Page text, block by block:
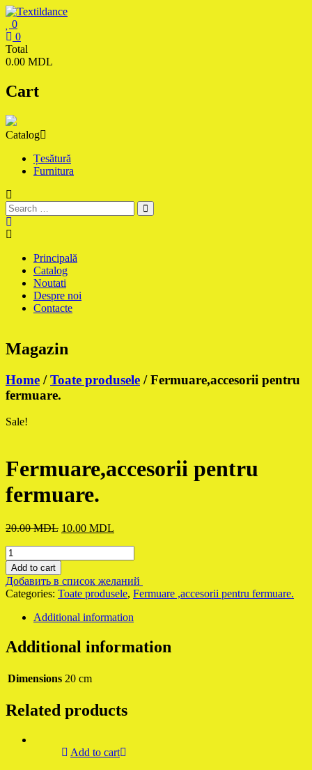
Skip
to
content
Textildance.md
0
0
Total
0.00 MDL
Cart
Catalog
Țesătură
Furnitura
Principală
Catalog
Noutati
Despre noi
Contacte
Magazin
Home /Toate produsele / Fermuare,accesorii pentru
fermuare.
Sale!
Fermuare,accesorii pentru
fermuare.
20.00MDL Original
20.00 MDL.
10.00 MDL
Fermuare,accesorii
pentru
fermuare.
quantity
Add to cart
Добавить в список желаний
Categories: Toate produsele, Fermuare ,accesorii pentru fermuare.
Additional information
Additional information
Dimensions 20 cm
Related products
Add to cart